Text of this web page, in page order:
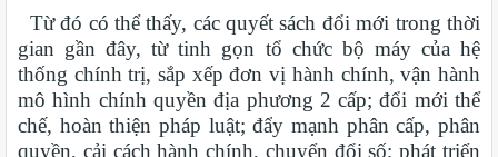
Từ đó có thể thấy, các quyết sách đổi mới trong thời
gian gần đây, từ tinh gọn tổ chức bộ máy của hệ
thống chính trị, sắp xếp đơn vị hành chính, vận hành
mô hình chính quyền địa phương 2 cấp; đổi mới thể
chế, hoàn thiện pháp luật; đẩy mạnh phân cấp, phân
quyền, cải cách hành chính, chuyển đổi số; phát triển